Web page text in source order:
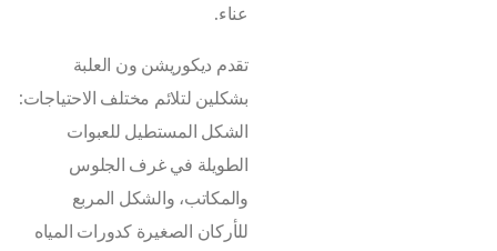
عناء.
تقدم ديكوريشن ون العلبة
بشكلين لتلائم مختلف الاحتياجات:
الشكل المستطيل للعبوات
الطويلة في غرف الجلوس
والمكاتب، والشكل المربع
للأركان الصغيرة كدورات المياه